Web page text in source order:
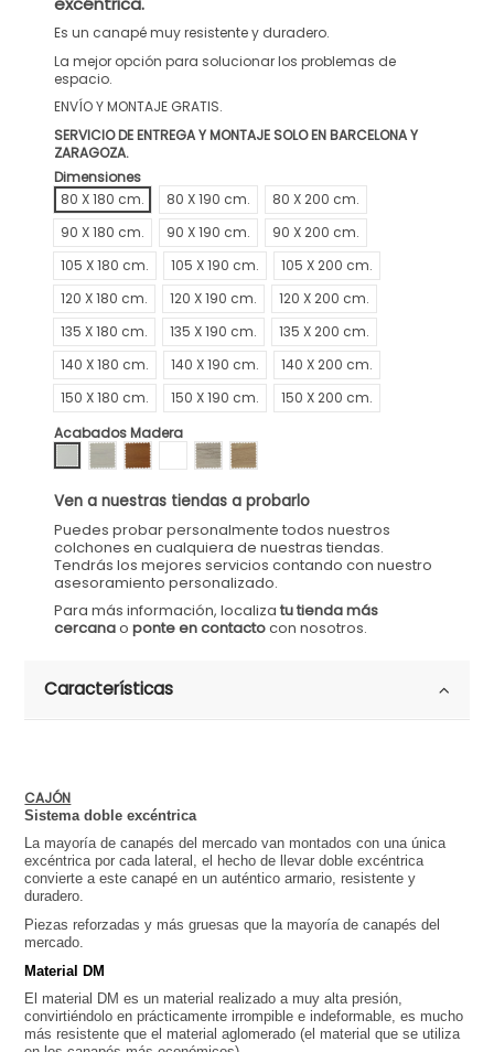
Es un canapé muy resistente y duradero.
La mejor opción para solucionar los problemas de
espacio.
ENVÍO Y MONTAJE GRATIS.
SERVICIO DE ENTREGA Y MONTAJE SOLO EN BARCELONA Y
ZARAGOZA.
Dimensiones
80 X 180 cm.
80 X 190 cm.
80 X 200 cm.
90 X 180 cm.
90 X 190 cm.
90 X 200 cm.
105 X 180 cm.
105 X 190 cm.
105 X 200 cm.
120 X 180 cm.
120 X 190 cm.
120 X 200 cm.
135 X 180 cm.
135 X 190 cm.
135 X 200 cm.
140 X 180 cm.
140 X 190 cm.
140 X 200 cm.
150 X 180 cm.
150 X 190 cm.
150 X 200 cm.
Acabados Madera
BLANCO HDEKAPE HNOGAL HWENGUE H
NORDICO HROBLE H
Ven a nuestras tiendas a probarlo
Puedes probar personalmente todos nuestros
colchones en cualquiera de nuestras tiendas.
Tendrás los mejores servicios contando con nuestro
asesoramiento personalizado.
Para más información, localizatu tienda más
cercanaoponte en contactocon nosotros.
Características
CAJÓN
Sistema doble excéntrica
La mayoría de canapés del mercado van montados con una única
excéntrica por cada lateral, el hecho de llevar doble excéntrica
convierte a este canapé en un auténtico armario, resistente y
duradero.
Piezas reforzadas y más gruesas que la mayoría de canapés del
mercado.
Material DM
El material DM es un material realizado a muy alta presión,
convirtiéndolo en prácticamente irrompible e indeformable, es mucho
más resistente que el material aglomerado (el material que se utiliza